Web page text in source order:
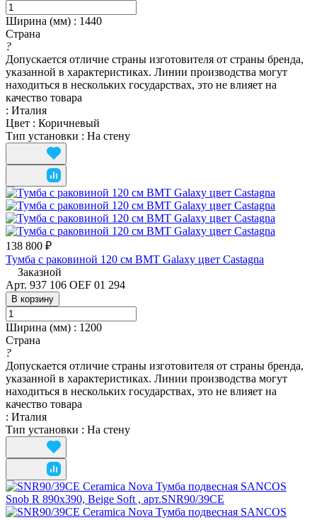
Ширина (мм) : 1440
Страна
?
Допускается отличие страны изготовителя от страны бренда,
указанной в характеристиках. Линии производства могут
находиться в нескольких государствах, это не влияет на
качество товара
: Италия
Цвет : Коричневый
Тип установки : На стену
138 800 ₽
Тумба с раковиной 120 см BMT Galaxy цвет Castagna
Заказной
Арт. 937 106 OEF 01 294
В корзину
Ширина (мм) : 1200
Страна
?
Допускается отличие страны изготовителя от страны бренда,
указанной в характеристиках. Линии производства могут
находиться в нескольких государствах, это не влияет на
качество товара
: Италия
Тип установки : На стену